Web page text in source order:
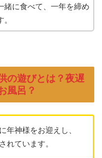
緒に食べて、一年を締め
の遊びとは？夜遅
風呂？
年神様をお迎えし、
れています。